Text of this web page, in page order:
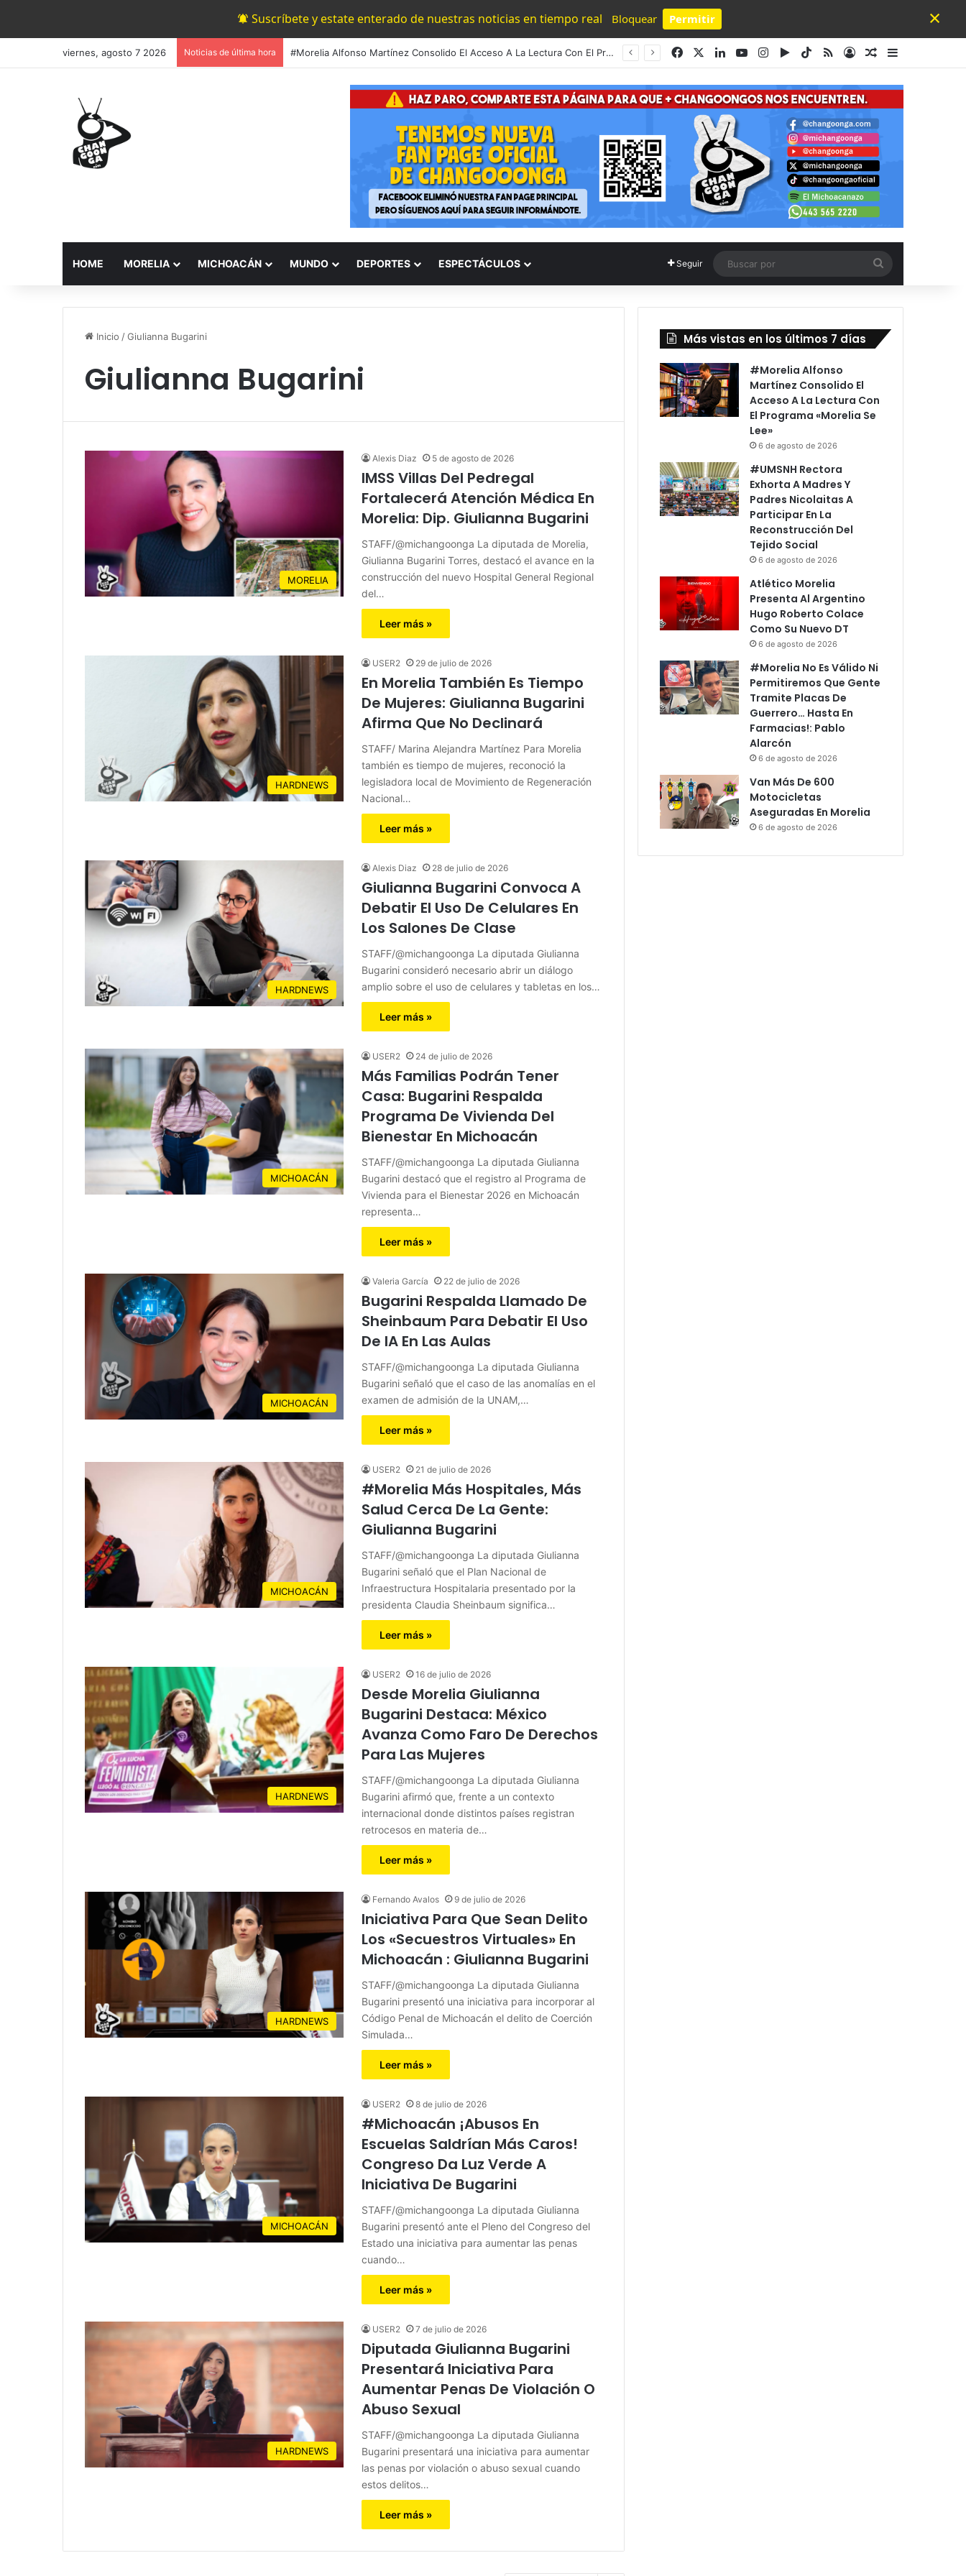
Suscríbete y estate enterado de nuestras noticias en tiempo real Bloquear Permitir
Powered by SendPulse
×
viernes, agosto 7 2026 Noticias de última hora #Morelia Alfonso Martínez Consolido El Acceso A La Lectura Con El Programa «Morelia Se Lee» FacebookLinkedInYouTubeInstagram
Google Play
TikTok
RSS AccesoPublicación al
HOME MORELIA MICHOACÁN MUNDO DEPORTES ESPECTÁCULOS Seguir
por
Inicio /Giulianna Bugarini
Giulianna Bugarini
MORELIA
Alexis Diaz 5 de agosto de 2026
IMSS Villas Del Pedregal
Fortalecerá Atención Médica En
Morelia: Dip. Giulianna Bugarini
STAFF/@michangoonga La diputada de Morelia,
Giulianna Bugarini Torres, destacó el avance en la
construcción del nuevo Hospital General Regional
del…
Leer más »
HARDNEWS
USER2 29 de julio de 2026
En Morelia También Es Tiempo
De Mujeres: Giulianna Bugarini
Afirma Que No Declinará
STAFF/ Marina Alejandra Martínez Para Morelia
también es tiempo de mujeres, reconoció la
legisladora local de Movimiento de Regeneración
Nacional…
Leer más »
HARDNEWS
Alexis Diaz 28 de julio de 2026
Giulianna Bugarini Convoca A
Debatir El Uso De Celulares En
Los Salones De Clase
STAFF/@michangoonga La diputada Giulianna
Bugarini consideró necesario abrir un diálogo
amplio sobre el uso de celulares y tabletas en los…
Leer más »
MICHOACÁN
USER2 24 de julio de 2026
Más Familias Podrán Tener
Casa: Bugarini Respalda
Programa De Vivienda Del
Bienestar En Michoacán
STAFF/@michangoonga La diputada Giulianna
Bugarini destacó que el registro al Programa de
Vivienda para el Bienestar 2026 en Michoacán
representa…
Leer más »
MICHOACÁN
Valeria García 22 de julio de 2026
Bugarini Respalda Llamado De
Sheinbaum Para Debatir El Uso
De IA En Las Aulas
STAFF/@michangoonga La diputada Giulianna
Bugarini señaló que el caso de las anomalías en el
examen de admisión de la UNAM,…
Leer más »
MICHOACÁN
USER2 21 de julio de 2026
#Morelia Más Hospitales, Más
Salud Cerca De La Gente:
Giulianna Bugarini
STAFF/@michangoonga La diputada Giulianna
Bugarini señaló que el Plan Nacional de
Infraestructura Hospitalaria presentado por la
presidenta Claudia Sheinbaum significa…
Leer más »
HARDNEWS
USER2 16 de julio de 2026
Desde Morelia Giulianna
Bugarini Destaca: México
Avanza Como Faro De Derechos
Para Las Mujeres
STAFF/@michangoonga La diputada Giulianna
Bugarini afirmó que, frente a un contexto
internacional donde distintos países registran
retrocesos en materia de…
Leer más »
HARDNEWS
Fernando Avalos 9 de julio de 2026
Iniciativa Para Que Sean Delito
Los «Secuestros Virtuales» En
Michoacán : Giulianna Bugarini
STAFF/@michangoonga La diputada Giulianna
Bugarini presentó una iniciativa para incorporar al
Código Penal de Michoacán el delito de Coerción
Simulada…
Leer más »
MICHOACÁN
USER2 8 de julio de 2026
#Michoacán ¡Abusos En
Escuelas Saldrían Más Caros!
Congreso Da Luz Verde A
Iniciativa De Bugarini
STAFF/@michangoonga La diputada Giulianna
Bugarini presentó ante el Pleno del Congreso del
Estado una iniciativa para aumentar las penas
cuando…
Leer más »
HARDNEWS
USER2 7 de julio de 2026
Diputada Giulianna Bugarini
Presentará Iniciativa Para
Aumentar Penas De Violación O
Abuso Sexual
STAFF/@michangoonga La diputada Giulianna
Bugarini presentará una iniciativa para aumentar
las penas por violación o abuso sexual cuando
estos delitos…
Leer más »
Más vistas en los últimos 7 días
#Morelia Alfonso
Martínez Consolido El
Acceso A La Lectura Con
El Programa «Morelia Se
Lee»
6 de agosto de 2026
#UMSNH Rectora
Exhorta A Madres Y
Padres Nicolaitas A
Participar En La
Reconstrucción Del
Tejido Social
6 de agosto de 2026
Atlético Morelia
Presenta Al Argentino
Hugo Roberto Colace
Como Su Nuevo DT
6 de agosto de 2026
#Morelia No Es Válido Ni
Permitiremos Que Gente
Tramite Placas De
Guerrero… Hasta En
Farmacias!: Pablo
Alarcón
6 de agosto de 2026
Van Más De 600
Motocicletas
Aseguradas En Morelia
6 de agosto de 2026